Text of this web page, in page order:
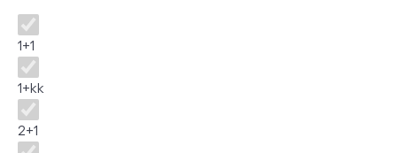
Disposition
1+1
1+kk
2+1